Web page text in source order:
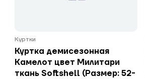
Куртки
Куртка демисезонная
Камелот цвет Милитари
ткань Softshell (Размер: 52-